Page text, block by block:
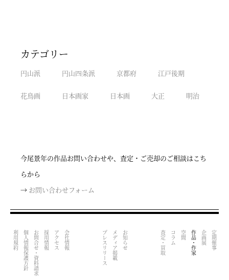
カテゴリー
円山派 円山四条派 京都府 江戸後期
花鳥画 日本画家 日本画 大正 明治
今尾景年の作品お問い合わせや、査定・ご売却のご相談はこち
らから
→ お問い合わせフォーム
定期催事
企画展
作品・作家
空間
コラム
査定・買取
お知らせ
メディア掲載
プレスリリース
会社情報
アクセス
採用情報
お問合せ・資料請求
個人情報保護方針
利用規約